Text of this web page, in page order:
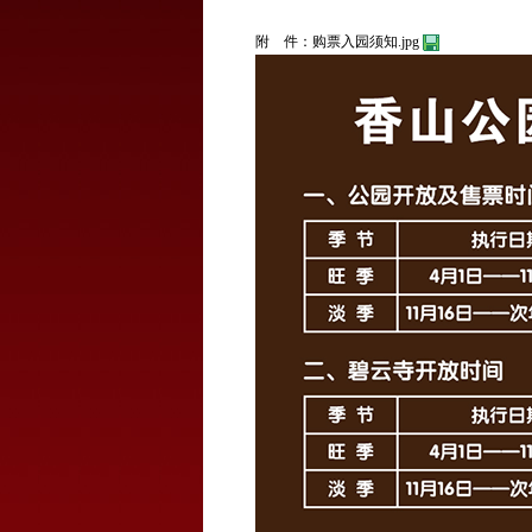
附 件： 购票入园须知.jpg